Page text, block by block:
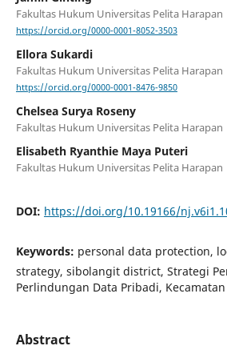
Fakultas Hukum Universitas Pelita Harapan
https://orcid.org/0000-0001-8052-3503
Ellora Sukardi
Fakultas Hukum Universitas Pelita Harapan
https://orcid.org/0000-0001-8476-9850
Chelsea Surya Roseny
Fakultas Hukum Universitas Pelita Harapan
Elisabeth Ryanthie Maya Puteri
Fakultas Hukum Universitas Pelita Harapan
DOI: https://doi.org/10.19166/
Keywords: personal data protection,
strategy, sibolangit district, Strategi
Perlindungan Data Pribadi,
Abstract